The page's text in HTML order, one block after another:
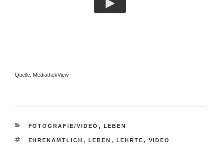
Quelle: MediathekView
KATEGORIEN
FOTOGRAFIE/VIDEO , LEBEN
SCHLAGWÖRTER
EHRENAMTLICH , LEBEN , LEHRTE , VIDEO